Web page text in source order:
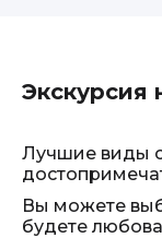
Экскурсия
Лучшие виды
Вы можете
будете